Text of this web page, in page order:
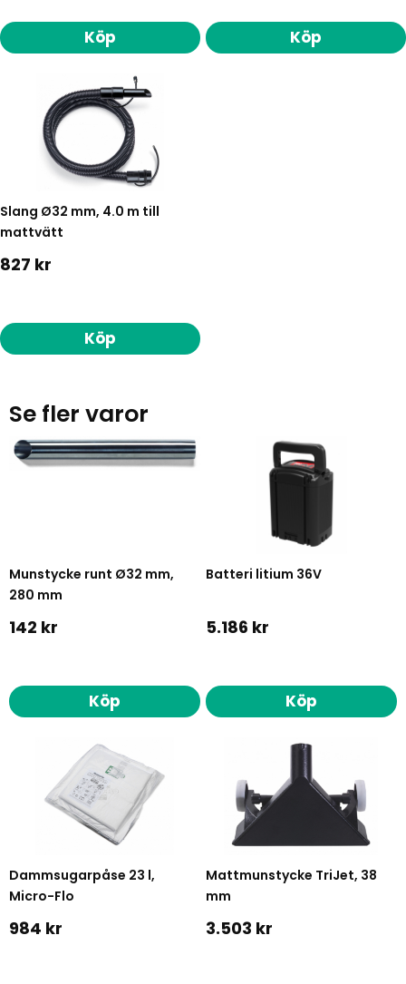
Köp Köp
Slang Ø32 mm, 4.0 m till
mattvätt
827 kr
Köp
Se fler varor
Munstycke runt Ø32 mm,
280 mm
142 kr
Köp
Batteri litium 36V
5.186 kr
Köp
Dammsugarpåse 23 l,
Micro-Flo
984 kr
Mattmunstycke TriJet, 38
mm
3.503 kr